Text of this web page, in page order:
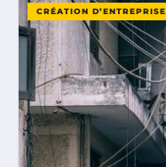
CRÉATION D’ENTREPRISE